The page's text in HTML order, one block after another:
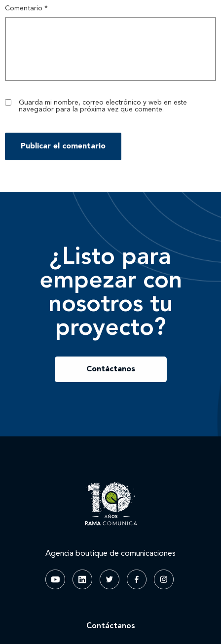
Comentario *
Guarda mi nombre, correo electrónico y web en este
navegador para la próxima vez que comente.
¿Listo para
empezar con
nosotros tu
proyecto?
Contáctanos
Agencia boutique de comunicaciones
Contáctanos